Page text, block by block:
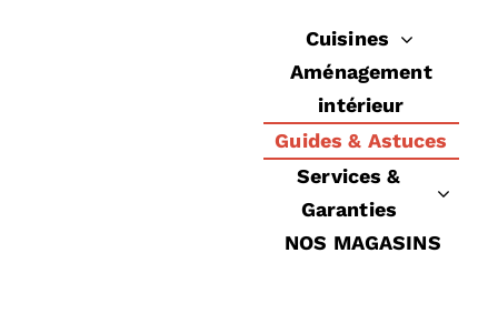
Cuisines
Aménagement
intérieur
Guides & Astuces
Services &
Garanties
NOS MAGASINS